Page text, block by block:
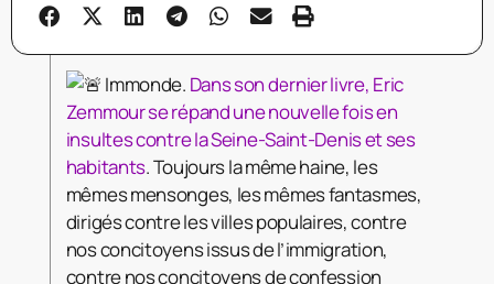
Immonde. Dans son dernier livre, Eric
Zemmour se répand une nouvelle fois en
insultes contre la Seine-Saint-Denis et ses
habitants. Toujours la même haine, les
mêmes mensonges, les mêmes fantasmes,
dirigés contre les villes populaires, contre
nos concitoyens issus de l’immigration,
contre nos concitoyens de confession